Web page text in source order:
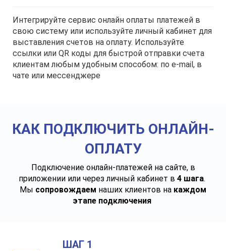
Интегрируйте сервис онлайн оплаты платежей в
свою систему или используйте личный кабинет для
выставления счетов на оплату. Используйте
ссылки или QR коды для быстрой отправки счета
клиентам любым удобным способом: по e-mail, в
чате или мессенджере
КАК ПОДКЛЮЧИТЬ ОНЛАЙН-
ОПЛАТУ
Подключение онлайн-платежей на сайте, в
приложении или через личный кабинет в 4 шага.
Мы сопровождаем наших клиентов на каждом
этапе подключения
ШАГ 1